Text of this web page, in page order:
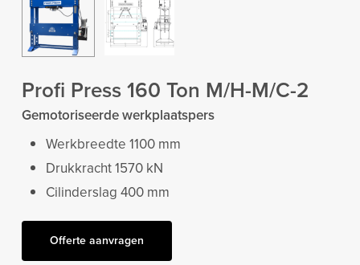
Profi Press 160 Ton M/H-M/C-2
Gemotoriseerde werkplaatspers
Werkbreedte 1100 mm
Drukkracht 1570 kN
Cilinderslag 400 mm
Offerte aanvragen